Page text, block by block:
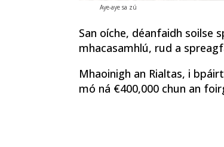
Aye-aye sa zú
San oíche, déanfaidh soilse
mhacasamhlú, rud a
Mhaoinigh an Rialtas, i
mó ná €400,000 chun an